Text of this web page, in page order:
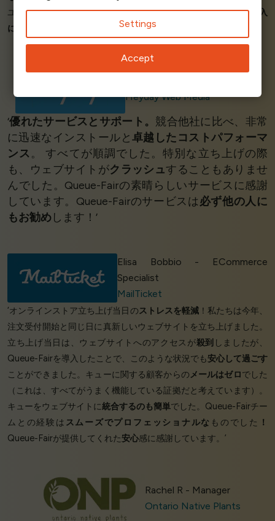
ユーザーがバーチャル待合室にやってきて、サイトに移動し、
購入
に成功
感激していました。’
Heyday Web Media
‘優れたサービスとサポート。 競合他社に比べ、非常
に迅速なインストールと卓越したコストパフォーマ
ンス 。 すべてが順調でした。特別な立ち上げの際
も、ウェブサイトがクラッシュすることもありませ
んでした。Queue-Fairの素晴らしいサービスに感謝
しています。Queue-Fairのサービスは必ず他の人に
もお勧めします！’
Elisa Bobbio - ECommerce
Specialist
MailTicket
‘オンラインストア立ち上げ当日のストレスを軽減！私たちは今年、
注文受付開始と同じ日に真新しいウェブサイトを立ち上げました。
立ち上げ当日は、ウェブサイトへのアクセスが殺到 しましたが、
Queue-Fairを導入したことで、このような状況でも安心して過ごす
ことができました。キューに関する顧客からのメールはゼロでした
（これは、すべてがうまく機能している証拠だと考えています）。
キューをウェブサイトに統合するのも簡単でした。Queue-Fairチー
ムとの経験は スムーズでプロフェッショナルな ものでした ！
Queue-Fairが提供してくれた安心感に感謝しています。’
Rachel R - Manager
Ontario Native Plants
Settings
Accept